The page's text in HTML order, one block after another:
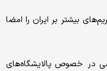
تحریم‌های بیشتر بر ایران را امضا
در خصوص پالایشگاه‌های